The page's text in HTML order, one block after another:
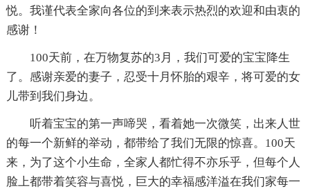
悦。我谨代表全家向各位的到来表示热烈的欢迎和由衷的
感谢！
100天前，在万物复苏的3月，我们可爱的宝宝降生
了。感谢亲爱的妻子，忍受十月怀胎的艰辛，将可爱的女
儿带到我们身边。
听着宝宝的第一声啼哭，看着她一次微笑，出来人世
的每一个新鲜的举动，都带给了我们无限的惊喜。100天
来，为了这个小生命，全家人都忙得不亦乐乎，但每个人
脸上都带着笑容与喜悦，巨大的幸福感洋溢在我们家每一